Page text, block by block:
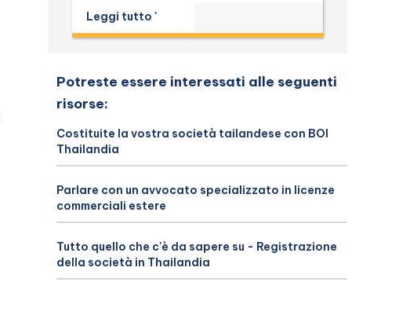
Leggi tutto '
Potreste essere interessati alle seguenti
risorse:
Costituite la vostra società tailandese con BOI
Thailandia
Parlare con un avvocato specializzato in licenze
commerciali estere
Tutto quello che c'è da sapere su - Registrazione
della società in Thailandia